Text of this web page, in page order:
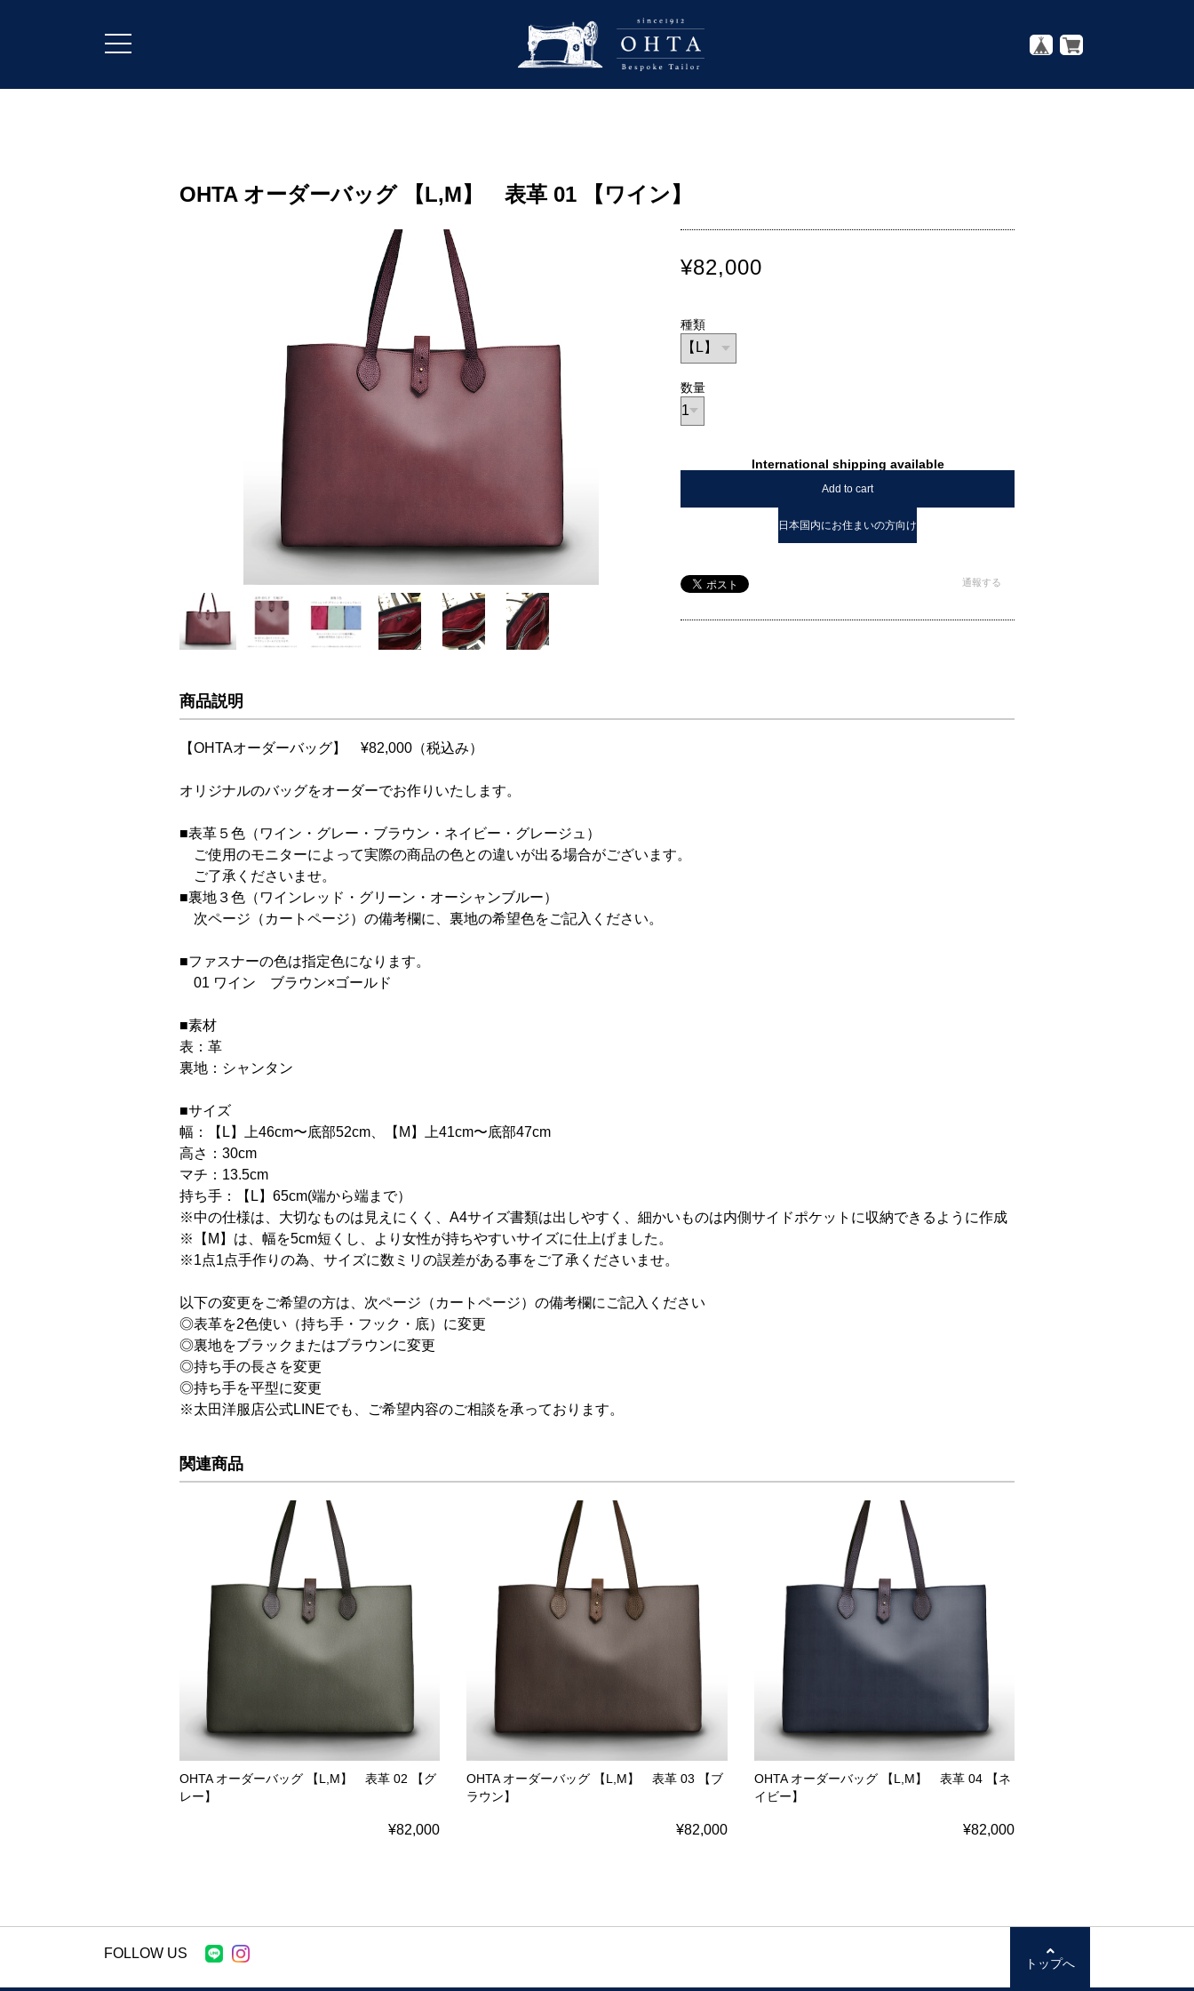
OHTA オーダーバッグ 【L,M】 表革 01 【ワイン】
¥82,000
種類
数量
International shipping available
Add to cart
日本国内にお住まいの方向け
通報する
商品説明
【OHTAオーダーバッグ】 ¥82,000（税込み）
オリジナルのバッグをオーダーでお作りいたします。
■表革５色（ワイン・グレー・ブラウン・ネイビー・グレージュ）
ご使用のモニターによって実際の商品の色との違いが出る場合がございます。
ご了承くださいませ。
■裏地３色（ワインレッド・グリーン・オーシャンブルー）
次ページ（カートページ）の備考欄に、裏地の希望色をご記入ください。
■ファスナーの色は指定色になります。
01 ワイン ブラウン×ゴールド
■素材
表：革
裏地：シャンタン
■サイズ
幅：【L】上46cm〜底部52cm、【M】上41cm〜底部47cm
高さ：30cm
マチ：13.5cm
持ち手：【L】65cm(端から端まで）
※中の仕様は、大切なものは見えにくく、A4サイズ書類は出しやすく、細かいものは内側サイドポケットに収納できるように作成
※【M】は、幅を5cm短くし、より女性が持ちやすいサイズに仕上げました。
※1点1点手作りの為、サイズに数ミリの誤差がある事をご了承くださいませ。
以下の変更をご希望の方は、次ページ（カートページ）の備考欄にご記入ください
◎表革を2色使い（持ち手・フック・底）に変更
◎裏地をブラックまたはブラウンに変更
◎持ち手の長さを変更
◎持ち手を平型に変更
※太田洋服店公式LINEでも、ご希望内容のご相談を承っております。
関連商品
OHTA オーダーバッグ 【L,M】 表革 02 【グ
レー】
¥82,000
OHTA オーダーバッグ 【L,M】 表革 03 【ブ
ラウン】
¥82,000
OHTA オーダーバッグ 【L,M】 表革 04 【ネ
イビー】
¥82,000
FOLLOW US
トップへ